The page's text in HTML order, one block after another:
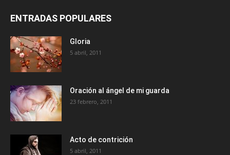
ENTRADAS POPULARES
Gloria
5 abril, 2011
Oración al ángel de mi guarda
23 febrero, 2011
Acto de contrición
5 abril, 2011